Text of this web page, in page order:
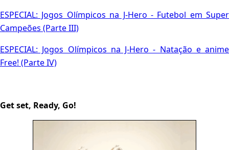
ESPECIAL: Jogos Olímpicos na J-Hero - Futebol em Super
Campeões (Parte III)
ESPECIAL: Jogos Olímpicos na J-Hero - Natação e anime
Free! (Parte IV)
Get set, Ready, Go!